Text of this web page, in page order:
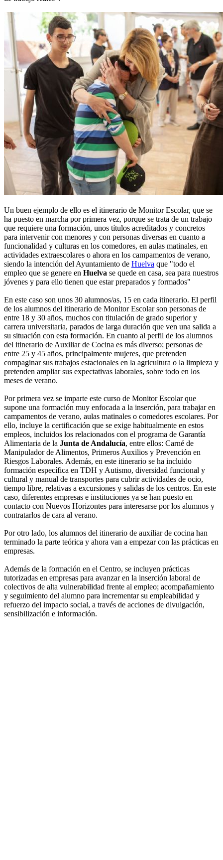
Un buen ejemplo de ello es el itinerario de Monitor Escolar, que se
ha puesto en marcha por primera vez, porque se trata de un trabajo
que requiere una formación, unos títulos acreditados y concretos
para intervenir con menores y con personas diversas en cuanto a
funcionalidad y culturas en los comedores, en aulas matinales, en
actividades extraescolares o ahora en los campamentos de verano,
siendo la intención del Ayuntamiento de Huelva que "todo el
empleo que se genere en Huelva se quede en casa, sea para nuestros
jóvenes y para ello tienen que estar preparados y formados"
En este caso son unos 30 alumnos/as, 15 en cada itinerario. El perfil
de los alumnos del itinerario de Monitor Escolar son personas de
entre 18 y 30 años, muchos con titulación de grado superior y
carrera universitaria, parados de larga duración que ven una salida a
su situación con esta formación. En cuanto al perfil de los alumnos
del itinerario de Auxiliar de Cocina es más diverso; personas de
entre 25 y 45 años, principalmente mujeres, que pretenden
compaginar sus trabajos estacionales en la agricultura o la limpieza y
pretenden ampliar sus expectativas laborales, sobre todo en los
meses de verano.
Por primera vez se imparte este curso de Monitor Escolar que
supone una formación muy enfocada a la inserción, para trabajar en
campamentos de verano, aulas matinales o comedores escolares. Por
ello, incluye la certificación que se exige habitualmente en estos
empleos, incluidos los relacionados con el programa de Garantía
Alimentaria de la Junta de Andalucía, entre ellos: Carné de
Manipulador de Alimentos, Primeros Auxilios y Prevención en
Riesgos Laborales. Además, en este itinerario se ha incluido
formación específica en TDH y Autismo, diversidad funcional y
cultural y manual de transportes para cubrir actividades de ocio,
tiempo libre, relativas a excursiones y salidas de los centros. En este
caso, diferentes empresas e instituciones ya se han puesto en
contacto con Nuevos Horizontes para interesarse por los alumnos y
contratarlos de cara al verano.
Por otro lado, los alumnos del itinerario de auxiliar de cocina han
terminado la parte teórica y ahora van a empezar con las prácticas en
empresas.
Además de la formación en el Centro, se incluyen prácticas
tutorizadas en empresas para avanzar en la inserción laboral de
colectivos de alta vulnerabilidad frente al empleo; acompañamiento
y seguimiento del alumno para incrementar su empleabilidad y
refuerzo del impacto social, a través de acciones de divulgación,
sensibilización e información.